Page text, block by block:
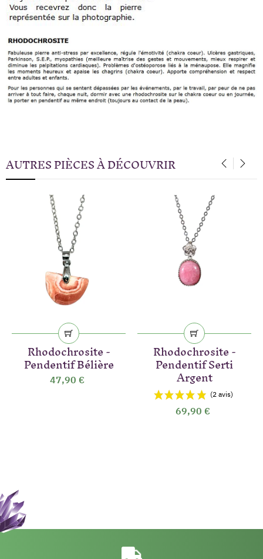
AUTRES PIÈCES À DÉCOUVRIR
Rhodochrosite -
Pendentif Bélière
47,90 €
Rhodochrosite -
Pendentif Serti
Argent
69,90 €